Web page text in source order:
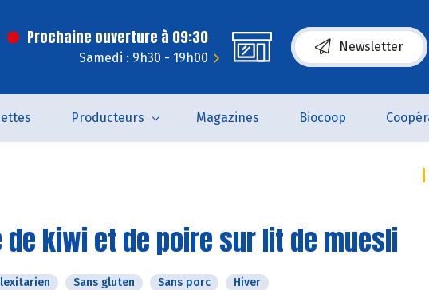
Prochaine ouverture à 09:30
Samedi : 9h30 - 19h00
Newsletter
(s’ouvre dans une
Producteurs Magazines Biocoop
de kiwi et de poire sur lit de muesli
Sans gluten Sans porc Hiver